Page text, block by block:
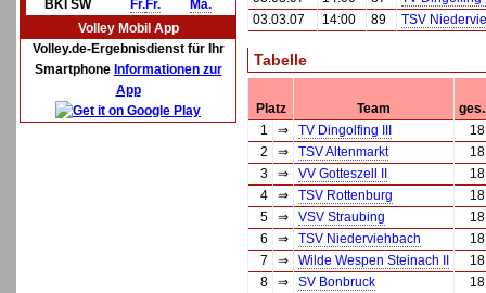
BKl SW
Fr.Fr.
Mä.
Volley Mobil App
Volley.de-Ergebnisdienst für Ihr
Smartphone Informationen zur
App
03.03.07
14:00 89 TSV
Tabelle
Platz Team
ges.
1
⇒ TV Dingolfing III
18
2
⇒ TSV Altenmarkt
18
3
⇒ VV Gotteszell II
18
4
⇒ TSV Rottenburg
18
5
⇒ VSV Straubing
18
6
⇒ TSV Niederviehbach
18
7
⇒ Wilde Wespen Steinach II
18
8
⇒ SV Bonbruck
18